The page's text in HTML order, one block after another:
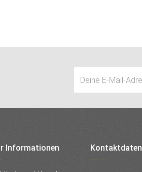
Informationen Kontaktdaten